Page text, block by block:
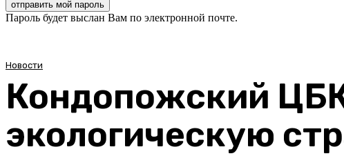
Пароль будет выслан Вам по электронной почте.
Новости
Кондопожский
экологическую